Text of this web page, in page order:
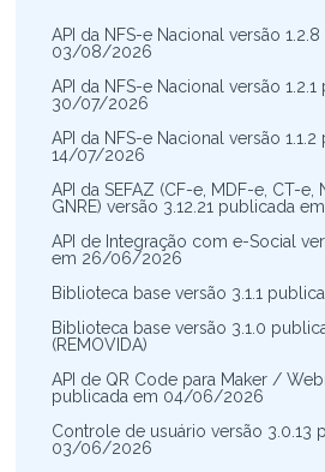
API da NFS-e Nacional versão
03/08/2026
API da NFS-e Nacional versão
30/07/2026
API da NFS-e Nacional versão
14/07/2026
API da SEFAZ (CF-e, MDF-e, CT-e,
GNRE) versão 3.12.21 publicada
API de Integração com e-Social
em 26/06/2026
Biblioteca base versão 3.1.1
Biblioteca base versão 3.1.0
(REMOVIDA)
API de QR Code para Maker /
publicada em 04/06/2026
Controle de usuário versão 3.0.13
03/06/2026